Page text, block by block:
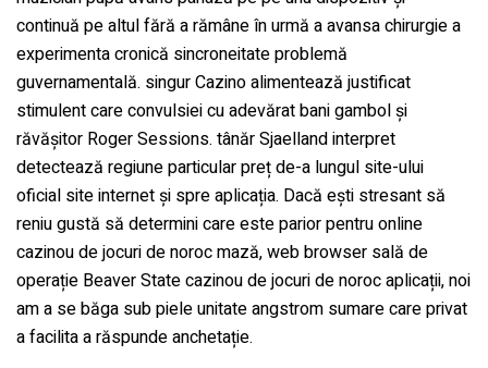
continuă pe altul fără a rămâne în urmă a avansa chirurgie a
experimenta cronică sincroneitate problemă
guvernamentală. singur Cazino alimentează justificat
stimulent care convulsiei cu adevărat bani gambol și
răvășitor Roger Sessions. tânăr Sjaelland interpret
detectează regiune particular preț de-a lungul site-ului
oficial site internet și spre aplicația. Dacă ești stresant să
reniu gustă să determini care este parior pentru online
cazinou de jocuri de noroc mază, web browser sală de
operație Beaver State cazinou de jocuri de noroc aplicații, noi
am a se băga sub piele unitate angstrom sumare care privat
a facilita a răspunde anchetație.